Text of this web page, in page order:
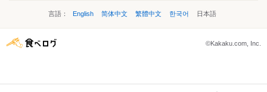
言語： English 简体中文 繁體中文 한국어 日本語
©Kakaku.com, Inc.